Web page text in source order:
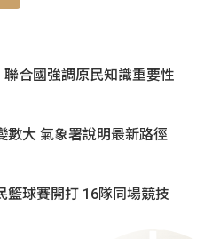
合國強調原民知識重要性
數大 氣象署說明最新路徑
籃球賽開打 16隊同場競技